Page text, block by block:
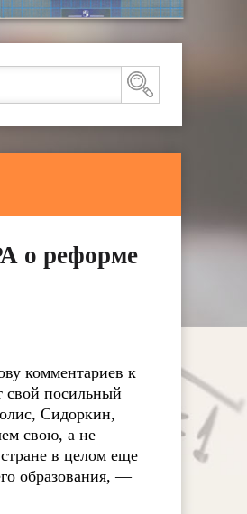
о реформе
комментариев к
свой посильный
Сидоркин,
свою, а не
в целом еще
образования, —